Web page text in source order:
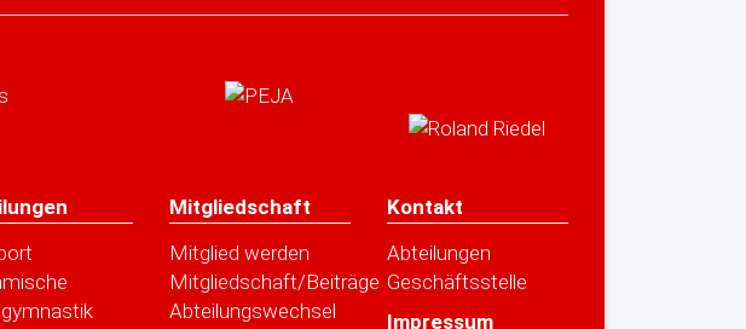
Mitgliedschaft
Mitglied werden
Mitgliedschaft/Beiträge
Abteilungswechsel
Kontakt
Abteilungen
Geschäftsstelle
Impressum